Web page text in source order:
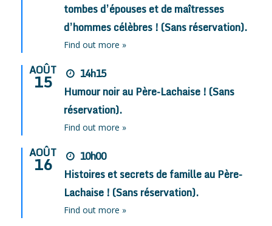
tombes d’épouses et de maîtresses
d’hommes célèbres ! (Sans réservation).
Find out more »
AOÛT
15
14h15
Humour noir au Père-Lachaise ! (Sans
réservation).
Find out more »
AOÛT
16
10h00
Histoires et secrets de famille au Père-
Lachaise ! (Sans réservation).
Find out more »